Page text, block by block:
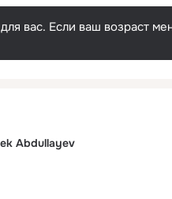
вас. Если ваш возраст
Abdullayev